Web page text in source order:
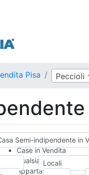
Pisa Peccioli
Semi-indipendente in
Case in Vendita
Qualsiasi
Appartamento
Locali